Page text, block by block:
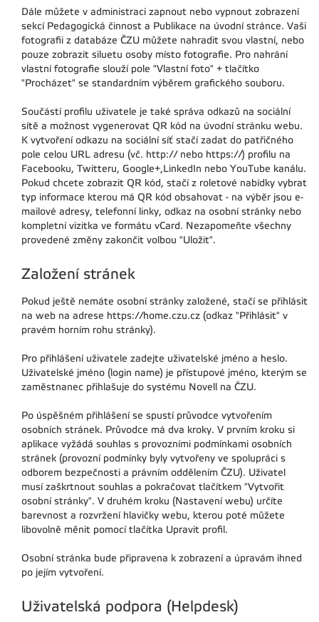
Dále můžete v administraci zapnout nebo vypnout zobrazení
sekcí Pedagogická činnost a Publikace na úvodní stránce. Vaši
fotografii z databáze ČZU můžete nahradit svou vlastní, nebo
pouze zobrazit siluetu osoby místo fotografie. Pro nahrání
vlastní fotografie slouží pole "Vlastní foto" + tlačítko
"Procházet" se standardním výběrem grafického souboru.
Součástí profilu uživatele je také správa odkazů na sociální
sítě a možnost vygenerovat QR kód na úvodní stránku webu.
K vytvoření odkazu na sociální síť stačí zadat do patřičného
pole celou URL adresu (vč. http:// nebo https://) profilu na
Facebooku, Twitteru, Google+,LinkedIn nebo YouTube kanálu.
Pokud chcete zobrazit QR kód, stačí z roletové nabídky vybrat
typ informace kterou má QR kód obsahovat - na výběr jsou e-
mailové adresy, telefonní linky, odkaz na osobní stránky nebo
kompletní vizitka ve formátu vCard. Nezapomeňte všechny
provedené změny zakončit volbou "Uložit".
Založení stránek
Pokud ještě nemáte osobní stránky založené, stačí se přihlásit
na web na adrese https://home.czu.cz (odkaz "Přihlásit" v
pravém horním rohu stránky).
Pro přihlášení uživatele zadejte uživatelské jméno a heslo.
Uživatelské jméno (login name) je přístupové jméno, kterým se
zaměstnanec přihlašuje do systému Novell na ČZU.
Po úspěšném přihlášení se spustí průvodce vytvořením
osobních stránek. Průvodce má dva kroky. V prvním kroku si
aplikace vyžádá souhlas s provozními podmínkami osobních
stránek (provozní podmínky byly vytvořeny ve spolupráci s
odborem bezpečnosti a právním oddělením ČZU). Uživatel
musí zaškrtnout souhlas a pokračovat tlačítkem "Vytvořit
osobní stránky". V druhém kroku (Nastavení webu) určíte
barevnost a rozvržení hlavičky webu, kterou poté můžete
libovolně měnit pomocí tlačítka Upravit profil.
Osobní stránka bude připravena k zobrazení a úpravám ihned
po jejím vytvoření.
Uživatelská podpora (Helpdesk)